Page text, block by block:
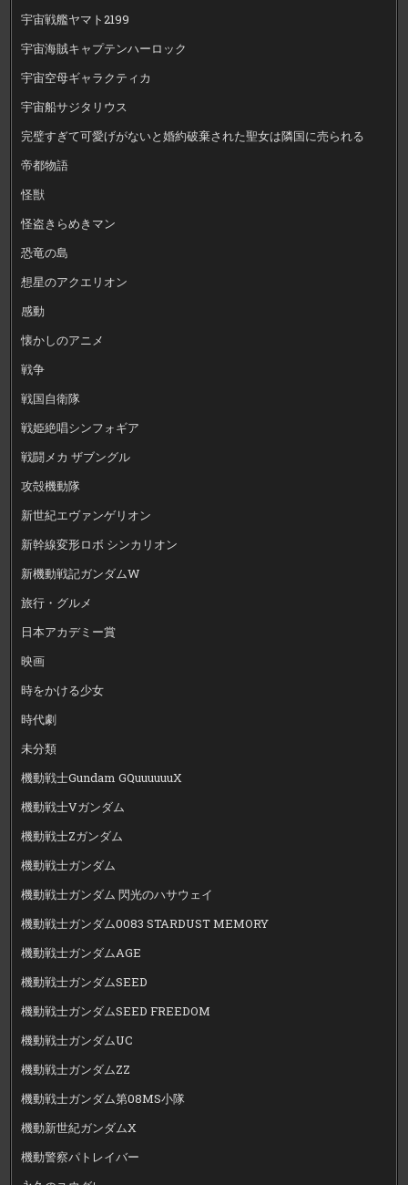
宇宙戦艦ヤマト2199
宇宙海賊キャプテンハーロック
宇宙空母ギャラクティカ
宇宙船サジタリウス
完璧すぎて可愛げがないと婚約破棄された聖女は隣国に売られる
帝都物語
怪獣
怪盗きらめきマン
恐竜の島
想星のアクエリオン
感動
懐かしのアニメ
戦争
戦国自衛隊
戦姫絶唱シンフォギア
戦闘メカ ザブングル
攻殻機動隊
新世紀エヴァンゲリオン
新幹線変形ロボ シンカリオン
新機動戦記ガンダムW
旅行・グルメ
日本アカデミー賞
映画
時をかける少女
時代劇
未分類
機動戦士Gundam GQuuuuuuX
機動戦士Vガンダム
機動戦士Zガンダム
機動戦士ガンダム
機動戦士ガンダム 閃光のハサウェイ
機動戦士ガンダム0083 STARDUST MEMORY
機動戦士ガンダムAGE
機動戦士ガンダムSEED
機動戦士ガンダムSEED FREEDOM
機動戦士ガンダムUC
機動戦士ガンダムZZ
機動戦士ガンダム第08MS小隊
機動新世紀ガンダムX
機動警察パトレイバー